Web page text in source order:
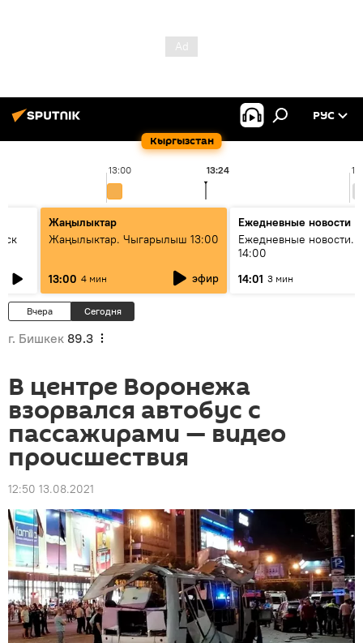
Кыргызстан
РУС
13:00 13:24
Жаңылыктар
Жаңылыктар. Чыгарылыш 13:00
13:00 4 мин эфир
Ежедневные новости
Ежедневные новости.
14:00
14:01 3 мин
Вчера Сегодня
г. Бишкек 89.3
В центре Воронежа
взорвался автобус с
пассажирами — видео
происшествия
12:50 13.08.2021